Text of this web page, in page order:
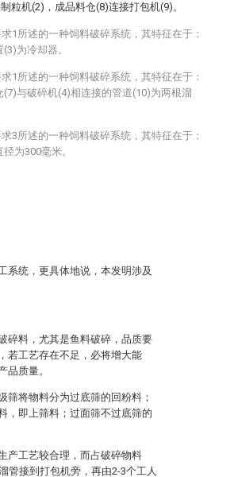
系统，更具体地说，本发明涉及
碎料，尤其是鱼料破碎，品质要
若工艺存在不足，必将增大能
品质量。
筛将物料分为过底筛的回粉料；
，即上筛料；过面筛不过底筛的
产工艺较合理，而占破碎物料
管接到打包机旁，再由2-3个工人
粒机(2)，成品料仓(8)连接打包机(9)。
1所述的一种饲料破碎系统，其特征在于：
为冷却器。
1所述的一种饲料破碎系统，其特征在于：
(7)与破碎机(4)相连接的管道(10)为两根溜
3所述的一种饲料破碎系统，其特征在于：
为300毫米。